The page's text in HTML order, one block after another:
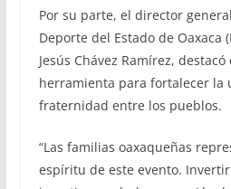
Por su parte, el director
Deporte del Estado de Oaxaca
Jesús Chávez Ramírez,
herramienta para fortalecer la
fraternidad entre los pueblos.
“Las familias oaxaqueñas
espíritu de este evento.